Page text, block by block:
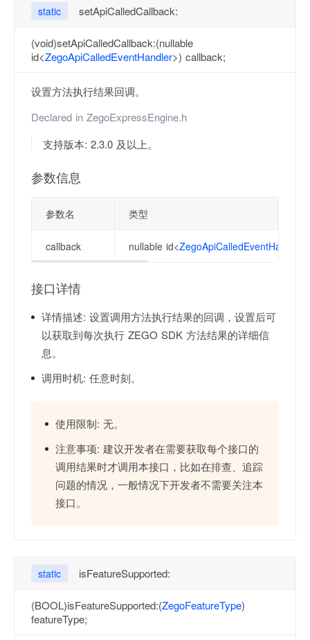
static setApiCalledCallback:
(void)setApiCalledCallback:(nullable
id<ZegoApiCalledEventHandler>) callback;
设置方法执行结果回调。
Declared in ZegoExpressEngine.h
支持版本: 2.3.0 及以上。
参数信息
参数名 类型
callback nullable id<ZegoApiCalledEventHandler
接口详情
详情描述: 设置调用方法执行结果的回调，设置后可
以获取到每次执行 ZEGO SDK 方法结果的详细信
息。
调用时机: 任意时刻。
使用限制: 无。
注意事项: 建议开发者在需要获取每个接口的
调用结果时才调用本接口，比如在排查、追踪
问题的情况，一般情况下开发者不需要关注本
接口。
static isFeatureSupported:
(BOOL)isFeatureSupported:(ZegoFeatureType)
featureType;